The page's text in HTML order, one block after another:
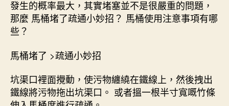
發生的概率最大，其實堵塞並不是很嚴重的問題，
那麼 馬桶堵了疏通小妙招？ 馬桶使用注意事項有哪
些？
馬桶堵了 >疏通小妙招
坑渠口裡面攪動，使污物纏繞在鐵線上，然後拽出
鐵線將污物拖出坑渠口。 或者搵一根半寸寬嘅竹條